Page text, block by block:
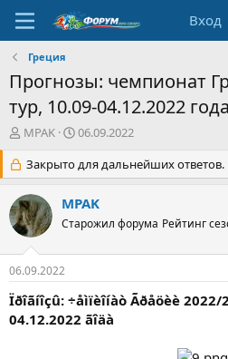
Вход
Греция
Прогнозы: чемпионат
тур, 10.09-04.12.2022 года
А
т
о
р
т
е
м
MPAK
Д
т
а
н
а
ч
а
06.09.2022
Закрыто для дальнейших ответов.
MPAK
Старожил форума Рейтинг
06.09.2022
Ïðîãíîçû: ÷åìïèîíàò Ãðåöèè 2022/
04.12.2022 ãîäà